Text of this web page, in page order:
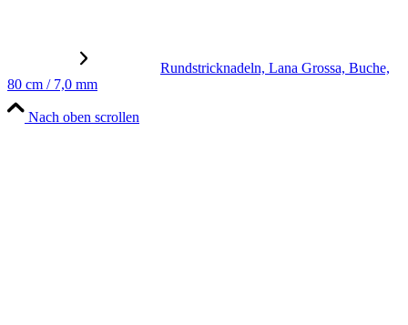
Rundstricknadeln, Lana Grossa, Buche,
80 cm / 7,0 mm
Nach oben scrollen